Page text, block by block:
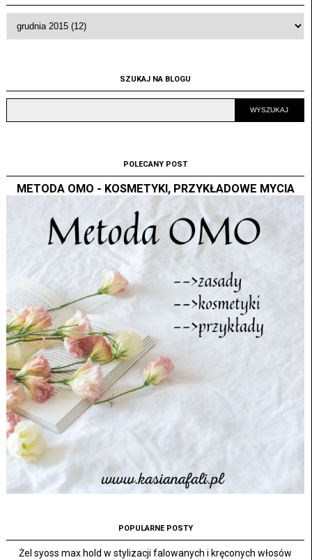
SZUKAJ NA BLOGU
POLECANY POST
METODA OMO - KOSMETYKI, PRZYKŁADOWE MYCIA
POPULARNE POSTY
Żel syoss max hold w stylizacji falowanych i kręconych włosów